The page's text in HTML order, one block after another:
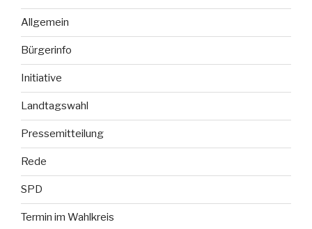
Allgemein
Bürgerinfo
Initiative
Landtagswahl
Pressemitteilung
Rede
SPD
Termin im Wahlkreis